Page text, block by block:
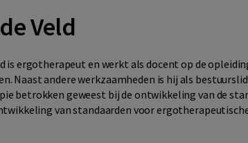
Veld
is ergotherapeut en werkt als docent op de
Naast andere werkzaamheden is hij als
betrokken geweest bij de ontwikkeling van de
van standaarden voor